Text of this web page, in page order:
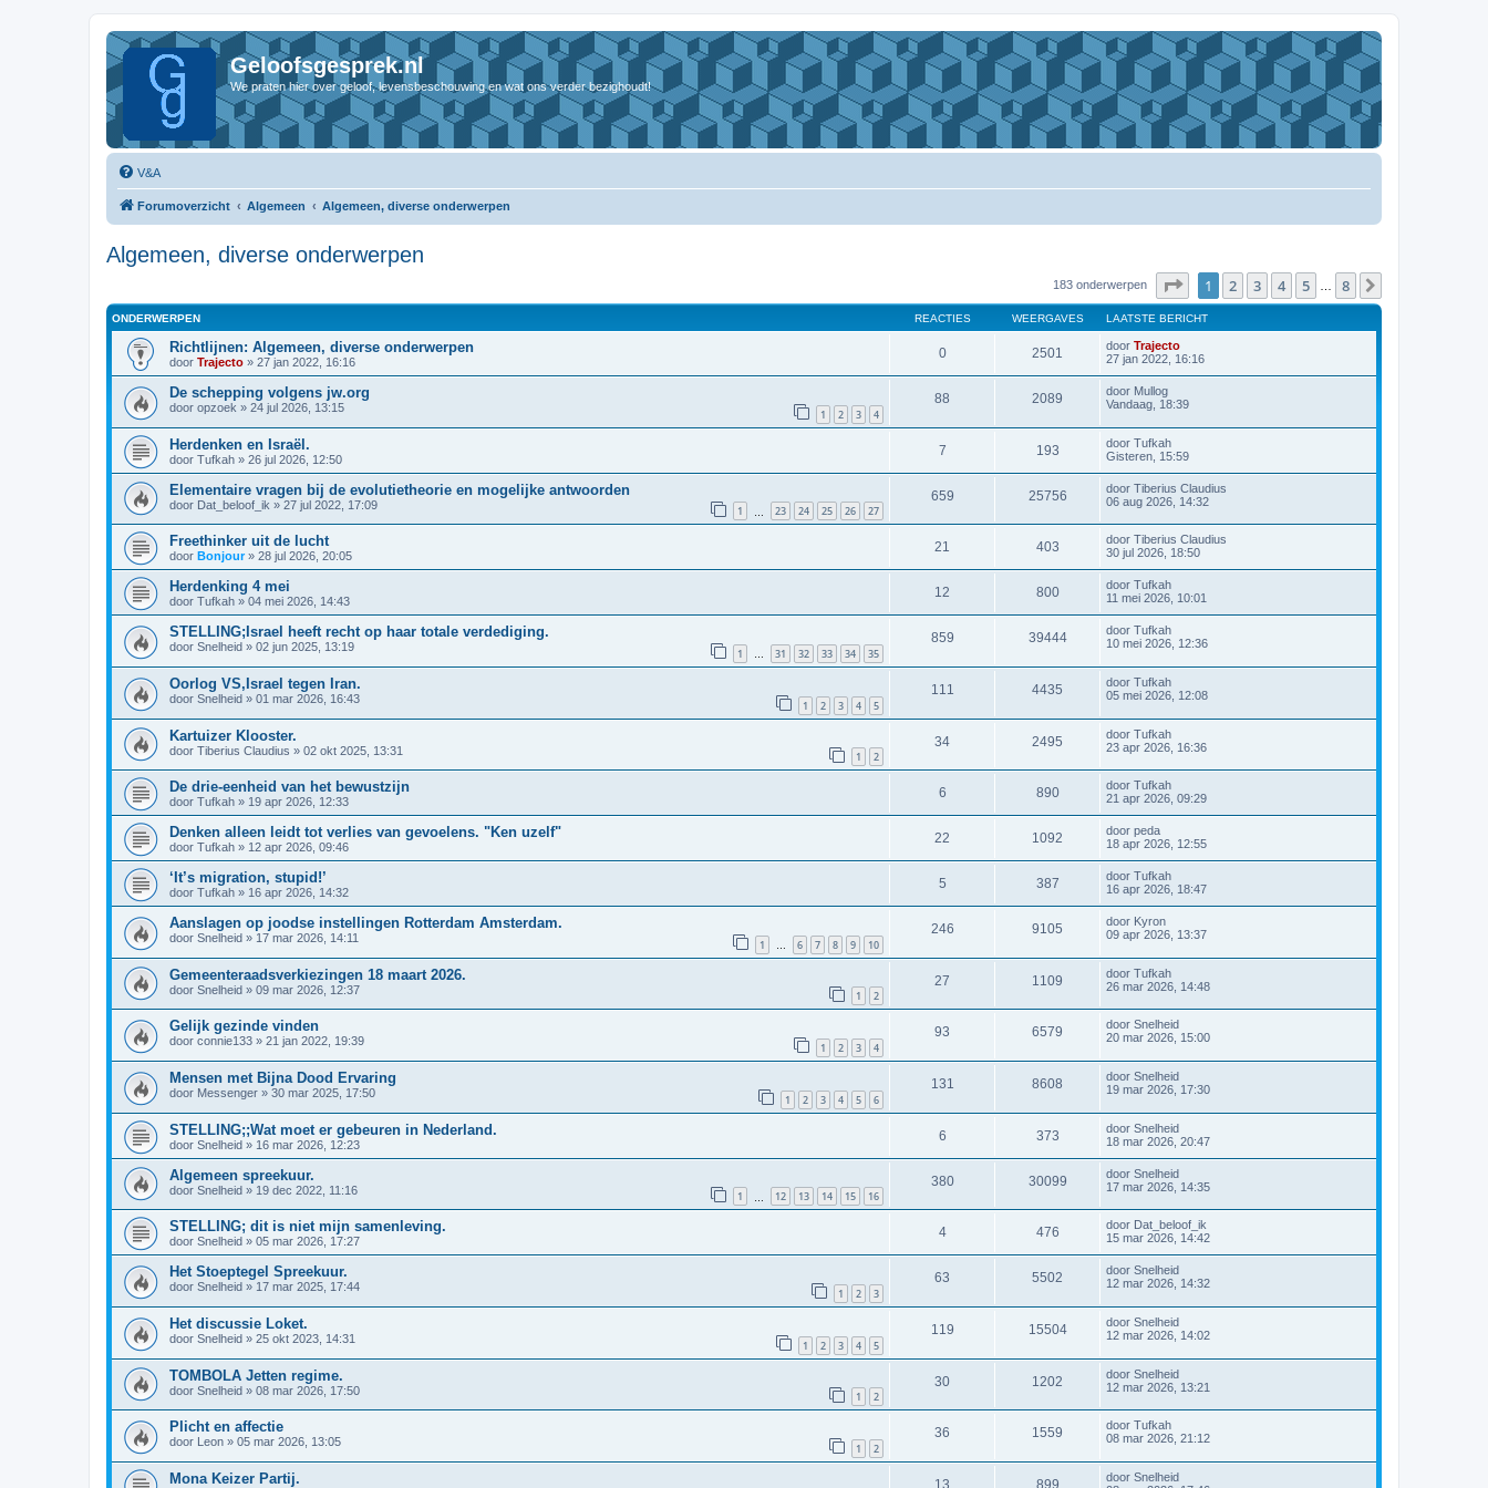
Geloofsgesprek.nl
We praten hier over geloof, levensbeschouwing en wat ons verder bezighoudt!
V&A
Forumoverzicht Algemeen Algemeen, diverse onderwerpen
Algemeen, diverse onderwerpen
183 onderwerpen Pagina1 van 8
1 2 3 4 5 8
ONDERWERPEN REACTIES WEERGAVES LAATSTE BERICHT
Richtlijnen: Algemeen, diverse onderwerpen
door Trajecto » 27 jan 2022, 16:16
0 2501 door Trajecto
27 jan 2022, 16:16
De schepping volgens jw.org
door opzoek » 24 jul 2026, 13:15 1 2 3 4
88 2089 door Mullog
Vandaag, 18:39
Herdenken en Israël.
door Tufkah » 26 jul 2026, 12:50
7 193 door Tufkah
Gisteren, 15:59
Elementaire vragen bij de evolutietheorie en mogelijke antwoorden
door Dat_beloof_ik » 27 jul 2022, 17:09 1 23 24 25 26 27
659 25756 door Tiberius Claudius
06 aug 2026, 14:32
Freethinker uit de lucht
door Bonjour» 28 jul 2026, 20:05
21 403 door Tiberius Claudius
30 jul 2026, 18:50
Herdenking 4 mei
door Tufkah » 04 mei 2026, 14:43
12 800 door Tufkah
11 mei 2026, 10:01
STELLING;Israel heeft recht op haar totale verdediging.
door Snelheid » 02 jun 2025, 13:19 1 … 31 32 33 34 35
859 39444 door Tufkah
10 mei 2026, 12:36
Oorlog VS,Israel tegen Iran.
door Snelheid » 01 mar 2026, 16:43 1 2 3 4 5
111 4435 door Tufkah
05 mei 2026, 12:08
Kartuizer Klooster.
door Tiberius Claudius » 02 okt 2025, 13:31 1 2
34 2495 door Tufkah
23 apr 2026, 16:36
De drie-eenheid van het bewustzijn
door Tufkah » 19 apr 2026, 12:33
6 890 door Tufkah
21 apr 2026, 09:29
Denken alleen leidt tot verlies van gevoelens. "Ken uzelf"
door Tufkah » 12 apr 2026, 09:46
22 1092 door peda
18 apr 2026, 12:55
‘It’s migration, stupid!’
door Tufkah » 16 apr 2026, 14:32
5 387 door Tufkah
16 apr 2026, 18:47
Aanslagen op joodse instellingen Rotterdam Amsterdam.
door Snelheid » 17 mar 2026, 14:11 1 … 6 7 8 9 10
246 9105 door Kyron
09 apr 2026, 13:37
Gemeenteraadsverkiezingen 18 maart 2026.
door Snelheid » 09 mar 2026, 12:37 1 2
27 1109 door Tufkah
26 mar 2026, 14:48
Gelijk gezinde vinden
door connie133 » 21 jan 2022, 19:39 1 2 3 4
93 6579 door Snelheid
20 mar 2026, 15:00
Mensen met Bijna Dood Ervaring
door Messenger » 30 mar 2025, 17:50 1 2 3 4 5 6
131 8608 door Snelheid
19 mar 2026, 17:30
STELLING;;Wat moet er gebeuren in Nederland.
door Snelheid » 16 mar 2026, 12:23
6 373 door Snelheid
18 mar 2026, 20:47
Algemeen spreekuur.
door Snelheid » 19 dec 2022, 11:16 1 12 13 14 15 16
380 30099 door Snelheid
17 mar 2026, 14:35
STELLING; dit is niet mijn samenleving.
door Snelheid » 05 mar 2026, 17:27
4 476 door Dat_beloof_ik
15 mar 2026, 14:42
Het Stoeptegel Spreekuur.
door Snelheid » 17 mar 2025, 17:44 1 2 3
63 5502 door Snelheid
12 mar 2026, 14:32
Het discussie Loket.
door Snelheid » 25 okt 2023, 14:31 1 2 3 4 5
119 15504 door Snelheid
12 mar 2026, 14:02
TOMBOLA Jetten regime.
door Snelheid » 08 mar 2026, 17:50 1 2
30 1202 door Snelheid
12 mar 2026, 13:21
Plicht en affectie
door Leon » 05 mar 2026, 13:05 1 2
36 1559 door Tufkah
08 mar 2026, 21:12
Mona Keizer Partij. 13 899 door Snelheid